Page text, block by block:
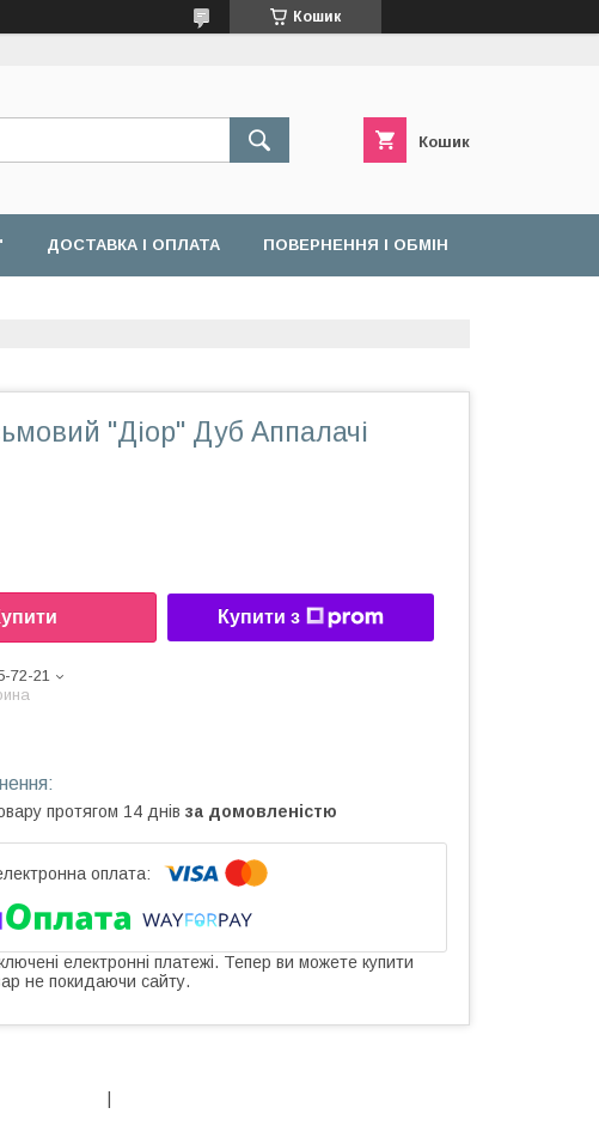
Кошик
Кошик
ДОСТАВКА І ОПЛАТА ПОВЕРНЕННЯ І ОБМІН
"Діор" Дуб Аппалачі
Купити з
72-21
протягом 14 днів за домовленістю
електронні платежі. Тепер ви можете купити
не покидаючи сайту.
|